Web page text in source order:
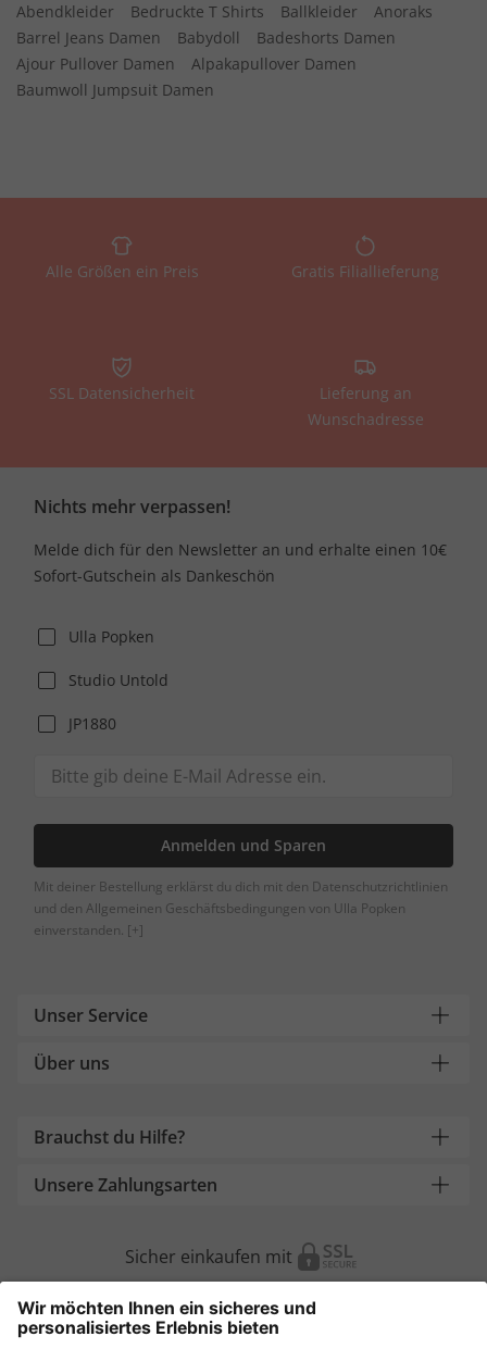
Abendkleider Bedruckte T Shirts Ballkleider
Anoraks
Barrel Jeans Damen
Babydoll
Badeshorts Damen
Ajour Pullover Damen
Alpakapullover Damen
Baumwoll Jumpsuit Damen
Alle Größen ein Preis Gratis Filiallieferung
SSL Datensicherheit
Lieferung an
Wunschadresse
Nichts mehr verpassen!
Melde dich für den Newsletter an und erhalte einen 10€
Sofort-Gutschein als Dankeschön
Ulla Popken
Studio Untold
JP1880
Anmelden und Sparen
Mit deiner Bestellung erklärst du dich mit den Datenschutzrichtlinien
und den Allgemeinen Geschäftsbedingungen von Ulla Popken
einverstanden. [+]
Unser Service
Über uns
Brauchst du Hilfe?
Unsere Zahlungsarten
Sicher einkaufen mit
Weitere Onlineshops